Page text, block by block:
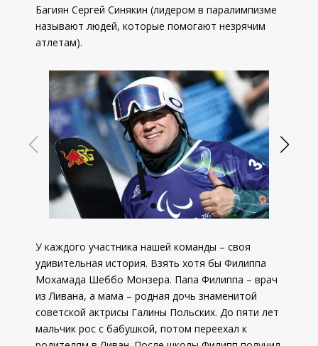
Багиян Сергей Синякин (лидером в паралимпизме
называют людей, которые помогают незрячим
атлетам).
У каждого участника нашей команды – своя
удивительная история. Взять хотя бы Филиппа
Мохамада Шеббо Монзера. Папа Филиппа – врач
из Ливана, а мама – родная дочь знаменитой
советской актрисы Галины Польских. До пяти лет
мальчик рос с бабушкой, потом переехал к